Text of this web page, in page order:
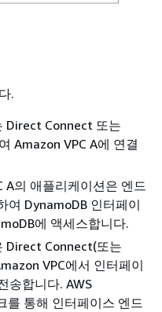
.
Direct Connect 또는
Amazon VPC A에 연결
A의 애플리케이션은 엔드
여 DynamoDB 인터페이
에 액세스합니다.
Direct Connect(또는
VPC에서 인터페이
송합니다. AWS
를 통해 인터페이스 엔드